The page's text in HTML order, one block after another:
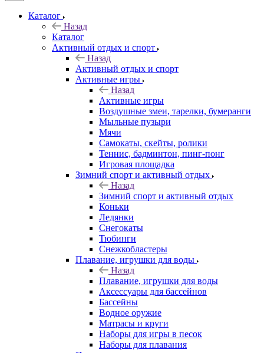
Каталог
Назад
Каталог
Активный отдых и спорт
Назад
Активный отдых и спорт
Активные игры
Назад
Активные игры
Воздушные змеи, тарелки, бумеранги
Мыльные пузыри
Мячи
Самокаты, скейты, ролики
Теннис, бадминтон, пинг-понг
Игровая площадка
Зимний спорт и активный отдых
Назад
Зимний спорт и активный отдых
Коньки
Ледянки
Снегокаты
Тюбинги
Снежкобластеры
Плавание, игрушки для воды
Назад
Плавание, игрушки для воды
Аксессуары для бассейнов
Бассейны
Водное оружие
Матрасы и круги
Наборы для игры в песок
Наборы для плавания